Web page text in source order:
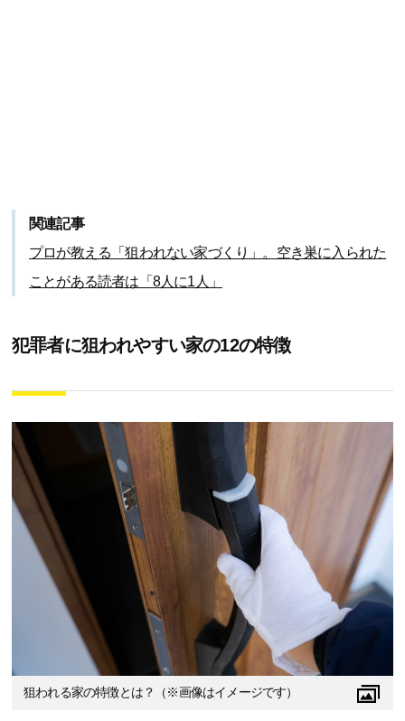
関連記事
プロが教える「狙われない家づくり」。空き巣に入られた
ことがある読者は「8人に1人」
犯罪者に狙われやすい家の12の特徴
狙われる家の特徴とは？（※画像はイメージです）